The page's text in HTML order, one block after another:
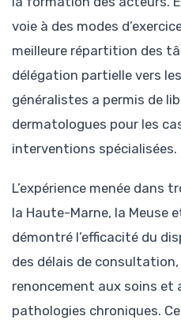
voie à des modes
meilleure répartition des
délégation partielle vers
généralistes a permis de
dermatologues pour les
interventions spécialisées.
L’expérience menée dans
la Haute-Marne, la Meuse
démontré l’efficacité du
des délais de
renoncement aux soins et
pathologies chroniques.